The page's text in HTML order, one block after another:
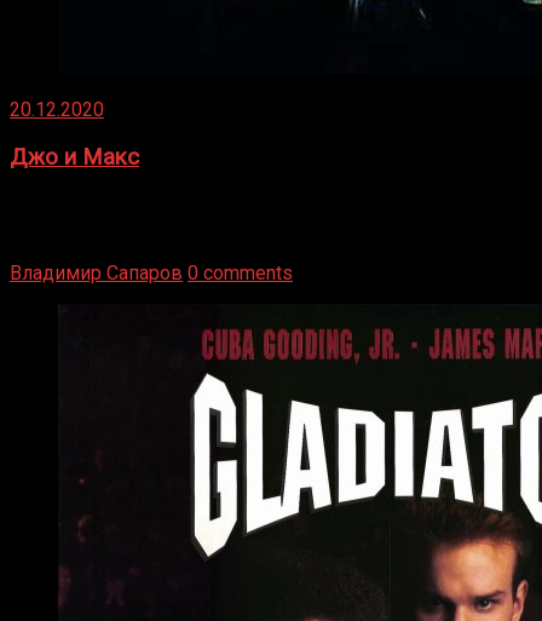
20.12.2020
Джо и Макс
Владимир Сапаров 0 comments